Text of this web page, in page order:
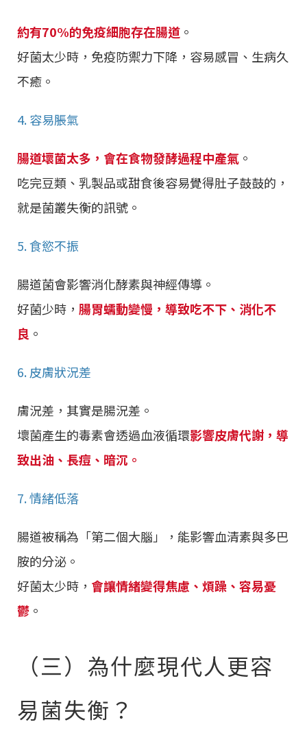
約有70%的免疫細胞存在腸道 。
好菌太少時，免疫防禦力下降，容易感冒、生病久
不癒。
4. 容易脹氣
腸道壞菌太多，會在食物發酵過程中產氣 。
吃完豆類、乳製品或甜食後容易覺得肚子鼓鼓的，
就是菌叢失衡的訊號。
5. 食慾不振
腸道菌會影響消化酵素與神經傳導。
好菌少時， 腸胃蠕動變慢，導致吃不下、消化不
良 。
6. 皮膚狀況差
膚況差，其實是腸況差。
壞菌產生的毒素會透過血液循環影響皮膚代謝，導
致出油、長痘、暗沉。
7. 情緒低落
腸道被稱為「第二個大腦」，能影響血清素與多巴
胺的分泌。
好菌太少時， 會讓情緒變得焦慮、煩躁、容易憂
鬱 。
（三）為什麼現代人更容
易菌失衡？